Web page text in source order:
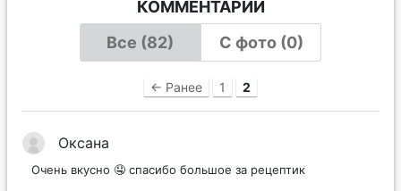
КОММЕНТАРИИ
Все (82)
С фото (0)
← Ранее 1 2
Оксана
Очень вкусно 🤤 спасибо большое за рецептик